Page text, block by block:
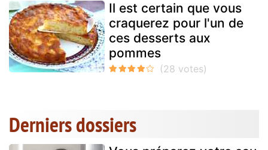
Il est certain que vous
craquerez pour l'un de
ces desserts aux
pommes
Derniers dossiers